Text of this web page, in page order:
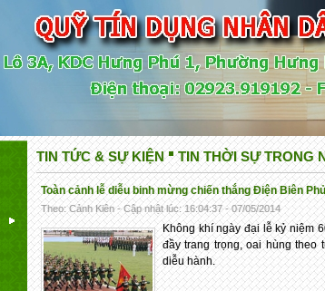
TIN TỨC & SỰ KIỆN TIN THỜI SỰ TRONG
Toàn cảnh lễ diễu binh mừng chiến thắng Điện Biên Phủ
Theo: Cảnh Kiên - Cập nhật lúc: 16:04:37 - 07/05/2014
Không khí ngày đại lễ kỷ niệm
đầy trang trọng, oai hùng theo
diễu hành.